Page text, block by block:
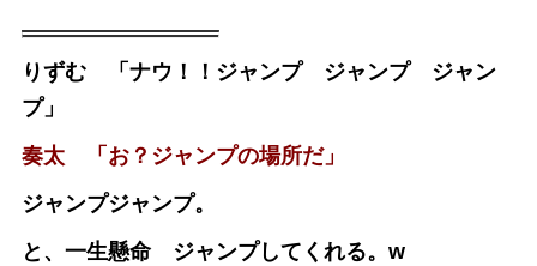
りずむ 「ナウ！！ジャンプ ジャンプ ジャン
プ」
奏太 「お？ジャンプの場所だ」
ジャンプジャンプ。
と、一生懸命 ジャンプしてくれる。w